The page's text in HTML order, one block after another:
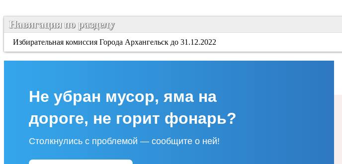
Навигация по разделу
Избирательная комиссия Города Архангельск до 31.12.2022
Не убран мусор, яма на
дороге, не горит фонарь?
Столкнулись с проблемой — сообщите о ней!